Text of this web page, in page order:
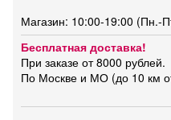
Магазин: 10:00-19:00 (Пн.-
Бесплатная доставка!
При заказе от 8000 рублей.
По Москве и МО (до 10 км